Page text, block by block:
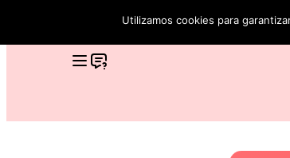
Utilizamos cookies para